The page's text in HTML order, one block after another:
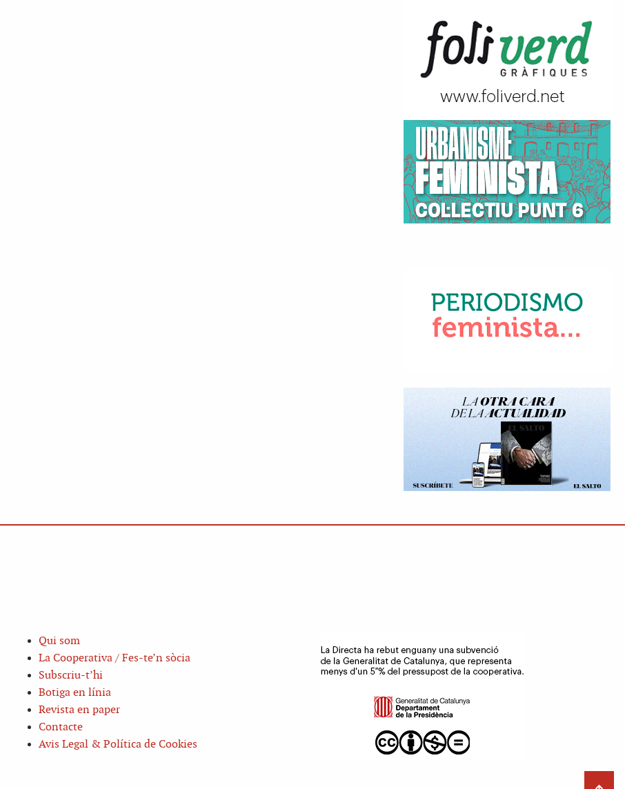
Qui som
La Cooperativa / Fes-te’n sòcia
Subscriu-t’hi
Botiga en línia
Revista en paper
Contacte
Avis Legal & Política de Cookies